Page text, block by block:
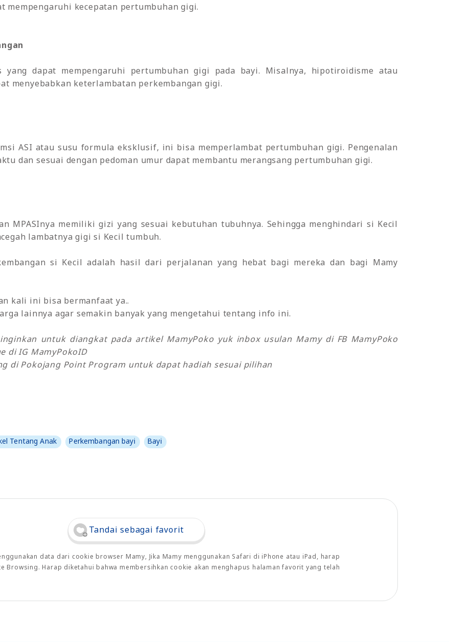
mempengaruhi kecepatan pertumbuhan gigi.
yang dapat mempengaruhi pertumbuhan gigi pada bayi. Misalnya, hipotiroidisme atau
menyebabkan keterlambatan perkembangan gigi.
ASI atau susu formula eksklusif, ini bisa memperlambat pertumbuhan gigi. Pengenalan
dan sesuai dengan pedoman umur dapat membantu merangsang pertumbuhan gigi.
MPASInya memiliki gizi yang sesuai kebutuhan tubuhnya. Sehingga menghindari si Kecil
lambatnya gigi si Kecil tumbuh.
si Kecil adalah hasil dari perjalanan yang hebat bagi mereka dan bagi Mamy
kali ini bisa bermanfaat ya..
lainnya agar semakin banyak yang mengetahui tentang info ini.
untuk diangkat pada artikel MamyPoko yuk inbox usulan Mamy di FB MamyPoko
di IG MamyPokoID
di Pokojang Point Program untuk dapat hadiah sesuai pilihan
Tentang Anak Perkembangan bayi Bayi
Tandai sebagai favorit
data dari cookie browser Mamy, Jika Mamy menggunakan Safari di iPhone atau iPad, harap
Browsing. Harap diketahui bahwa membersihkan cookie akan menghapus halaman favorit yang telah